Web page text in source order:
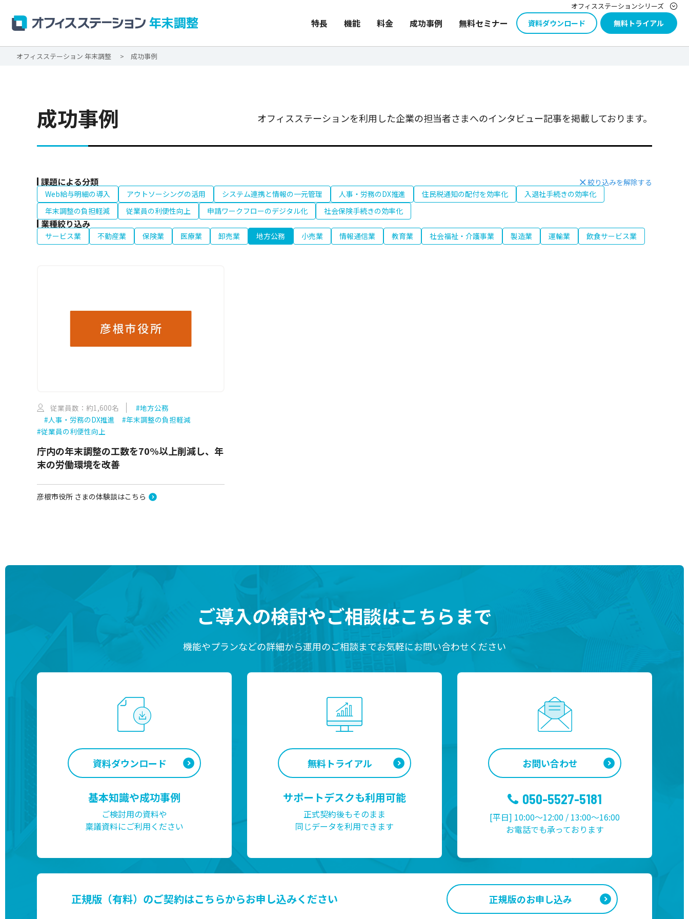
特長 機能 料金 成功事例 無料セミナー 資料ダウンロード 無料トライアル
オフィスステーションシリーズ
オフィスステーション 年末調整 成功事例
成功事例 オフィスステーションを利用した企業の担当者さまへのインタビュー記事を掲載しております。
絞り込みを解除する
課題による分類
Web給与明細の導入 アウトソーシングの活用 システム連携と情報の一元管理 人事・労務のDX推進 住民税通知の配付を効率化
入退社手続きの効率化
年末調整の負担軽減
従業員の利便性向上 申請ワークフローのデジタル化 社会保険手続きの効率化
業種絞り込み
サービス業 不動産業 保険業 医療業 卸売業 地方公務 小売業 情報通信業 教育業 社会福祉・介護事業 製造業 運輸業 飲食サービス業
従業員数：約1,600名
#地方公務
#人事・労務のDX推進
#年末調整の負担軽減
#従業員の利便性向上
庁内の年末調整の工数を70%以上削減し、年
末の労働環境を改善
彦根市役所 さまの体験談はこちら
ご導入の検討やご相談はこちらまで
機能やプランなどの詳細から運用のご相談までお気軽にお問い合わせください
資料ダウンロード
基本知識や成功事例
ご検討用の資料や
稟議資料にご利用ください
無料トライアル
サポートデスクも利用可能
正式契約後もそのまま
同じデータを利用できます
お問い合わせ
050-5527-5181
[平日] 10:00～12:00 / 13:00～16:00
お電話でも承っております
正規版（有料）のご契約はこちらからお申し込みください 正規版のお申し込み